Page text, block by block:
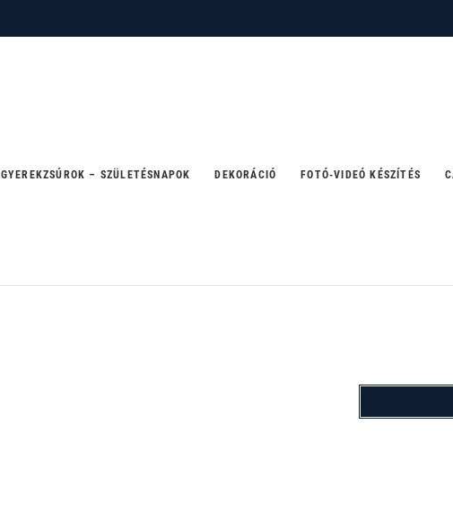
GYEREKZSÚROK – SZÜLETÉSNAPOK DEKORÁCIÓ FOTÓ-VIDEÓ KÉSZÍTÉS